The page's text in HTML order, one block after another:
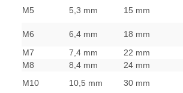
M5
5,3 mm 15 mm
M6
6,4 mm 18 mm
M7
7,4 mm 22 mm
M8
8,4 mm 24 mm
M10
10,5 mm 30 mm